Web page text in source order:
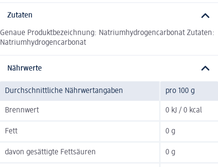
Zutaten
Genaue Produktbezeichnung: Natriumhydrogencarbonat Zutaten:
Natriumhydrogencarbonat
Nährwerte
Durchschnittliche Nährwertangaben pro 100 g
Brennwert 0 kJ / 0 kcal
Fett 0 g
davon gesättigte Fettsäuren 0 g